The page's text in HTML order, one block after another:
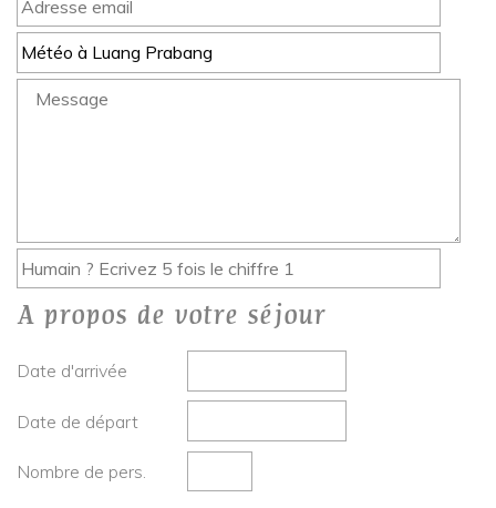
A propos de votre séjour
Date d'arrivée
Date de départ
Nombre de pers.